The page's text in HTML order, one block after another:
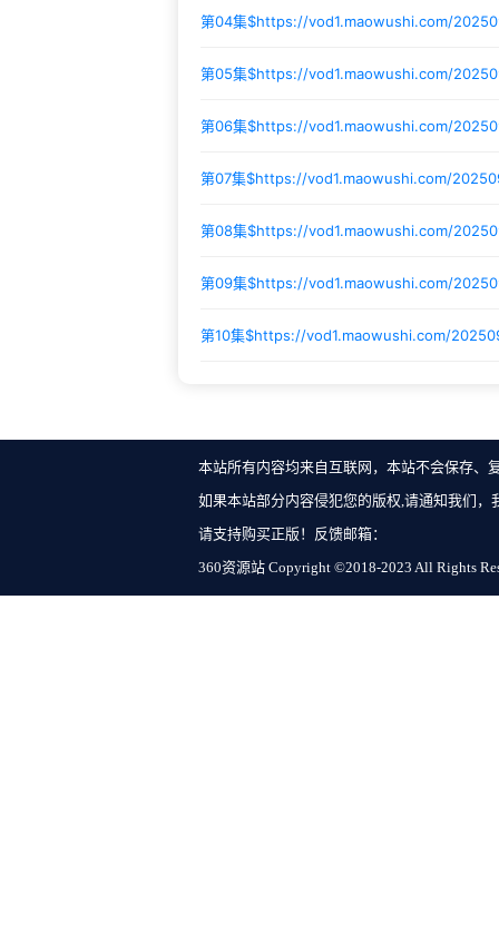
第04集$https://vod1.maowushi.com/
第05集$https://vod1.maowushi.com/
第06集$https://vod1.maowushi.com/
第07集$https://vod1.maowushi.com/
第08集$https://vod1.maowushi.com/
第09集$https://vod1.maowushi.com/
第10集$https://vod1.maowushi.com/
本站所有内容均来自互联网，本站不会保存、
如果本站部分内容侵犯您的版权,请通知我们
请支持购买正版！反馈邮箱：
360资源站 Copyright ©2018-2023 All Rights